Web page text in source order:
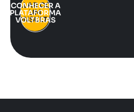
FALAR COM
UM
CONSULTOR
CONHECER A
PLATAFORMA
VOLTBRAS